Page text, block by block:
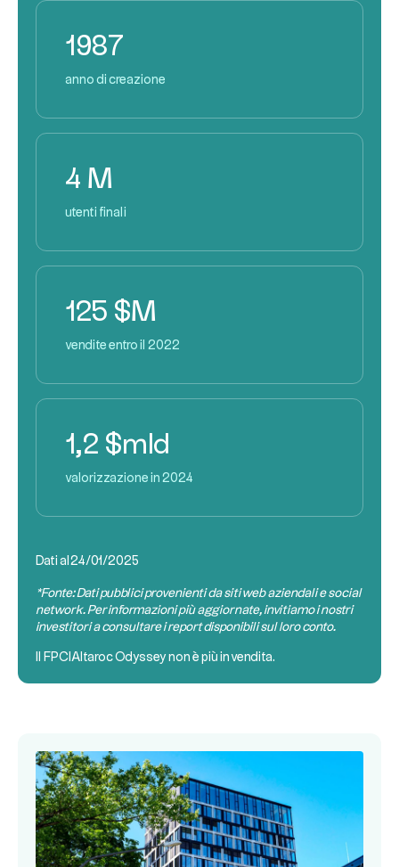
1987
anno di creazione
4 M
utenti finali
125 $M
vendite entro il 2022
1,2 $mld
valorizzazione in 2024
Dati al 24/01/2025
*Fonte: Dati pubblici provenienti da siti web aziendali e social
network. Per informazioni più aggiornate, invitiamo i nostri
investitori a consultare i report disponibili sul loro conto.
FPCI Altaroc Odyssey non è più in vendita.